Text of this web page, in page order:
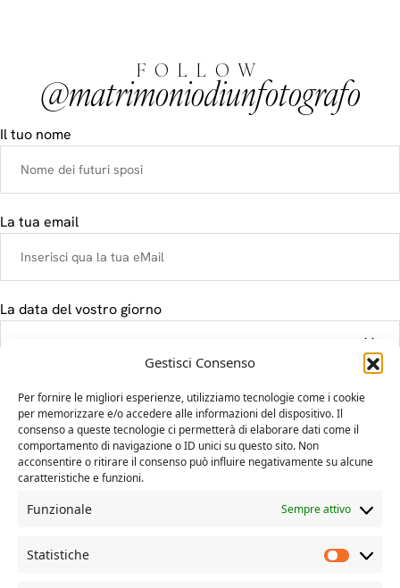
Gestisci Consenso
Per fornire le migliori esperienze, utilizziamo tecnologie come i cookie
per memorizzare e/o accedere alle informazioni del dispositivo. Il
consenso a queste tecnologie ci permetterà di elaborare dati come il
comportamento di navigazione o ID unici su questo sito. Non
acconsentire o ritirare il consenso può influire negativamente su alcune
caratteristiche e funzioni.
Funzionale Sempre attivo
Statistiche
FOLLOW
@matrimoniodiunfotografo
Il tuo nome
La tua email
La data del vostro giorno
Il tuo messaggio